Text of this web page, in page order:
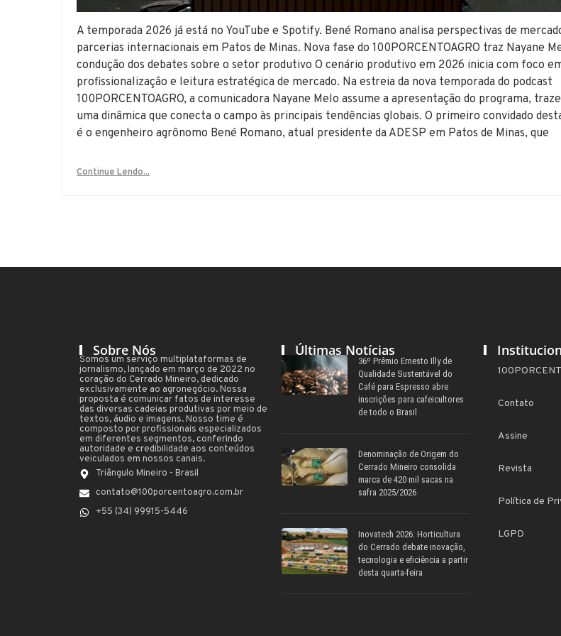
A temporada 2026 já está no YouTube e Spotify. Bené Romano analisa perspectivas de
parcerias internacionais em Patos de Minas. Nova fase do 100PORCENTOAGRO traz Nayane
condução dos debates sobre o setor produtivo O cenário produtivo em 2026 inicia com foco
profissionalização e leitura estratégica de mercado. Na estreia da nova temporada do podcast
100PORCENTOAGRO, a comunicadora Nayane Melo assume a apresentação do programa,
uma dinâmica que conecta o campo às principais tendências globais. O primeiro convidado
é o engenheiro agrônomo Bené Romano, atual presidente da ADESP em Patos de Minas, que
Continue Lendo...
Sobre Nós
Somos um serviço multiplataformas de
jornalismo, lançado em março de 2022 no
coração do Cerrado Mineiro, dedicado
exclusivamente ao agronegócio. Nossa
proposta é comunicar fatos de interesse
das diversas cadeias produtivas por meio de
textos, áudio e imagens. Nosso time é
composto por profissionais especializados
em diferentes segmentos, conferindo
autoridade e credibilidade aos conteúdos
veiculados em nossos canais.
Triângulo Mineiro - Brasil
contato@100porcentoagro.com.br
+55 (34) 99915-5446
Últimas Notícias
36º Prêmio Ernesto Illy de
Qualidade Sustentável do
Café para Espresso abre
inscrições para cafeicultores
de todo o Brasil
Denominação de Origem do
Cerrado Mineiro consolida
marca de 420 mil sacas na
safra 2025/2026
Inovatech 2026: Horticultura
do Cerrado debate inovação,
tecnologia e eficiência a partir
desta quarta-feira
Contato
Assine
Revista
Política de
LGPD